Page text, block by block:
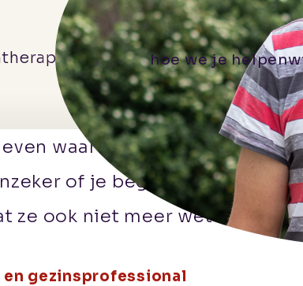
hoe we je helpen
io
waar je zelf of waar je
of je begrijpt niet
ze ook niet meer weten hoe
gezinsprofessional